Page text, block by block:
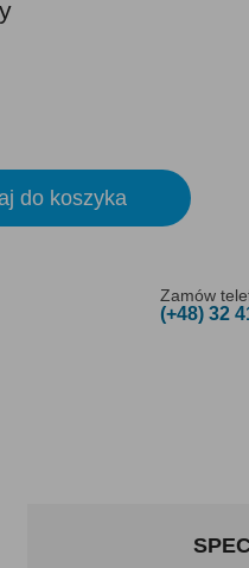
do koszyka
Zamów
(+48) 32